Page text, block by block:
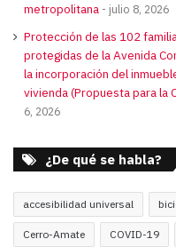
metropolitana
julio 8, 2026
Protección de las 102
protegidas de la Avenida
la incorporación del
vivienda (Propuesta para la
6, 2026
¿De qué se habla?
accesibilidad universal
Cerro-Amate COVID-19